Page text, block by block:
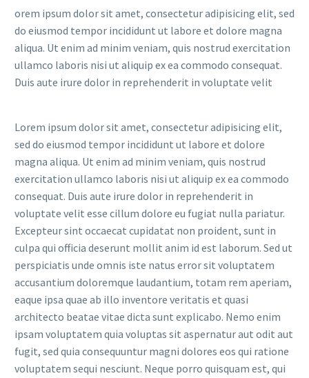
orem ipsum dolor sit amet, consectetur adipisicing elit, sed
do eiusmod tempor incididunt ut labore et dolore magna
aliqua. Ut enim ad minim veniam, quis nostrud exercitation
ullamco laboris nisi ut aliquip ex ea commodo consequat.
Duis aute irure dolor in reprehenderit in voluptate velit
Lorem ipsum dolor sit amet, consectetur adipisicing elit,
sed do eiusmod tempor incididunt ut labore et dolore
magna aliqua. Ut enim ad minim veniam, quis nostrud
exercitation ullamco laboris nisi ut aliquip ex ea commodo
consequat. Duis aute irure dolor in reprehenderit in
voluptate velit esse cillum dolore eu fugiat nulla pariatur.
Excepteur sint occaecat cupidatat non proident, sunt in
culpa qui officia deserunt mollit anim id est laborum. Sed ut
perspiciatis unde omnis iste natus error sit voluptatem
accusantium doloremque laudantium, totam rem aperiam,
eaque ipsa quae ab illo inventore veritatis et quasi
architecto beatae vitae dicta sunt explicabo. Nemo enim
ipsam voluptatem quia voluptas sit aspernatur aut odit aut
fugit, sed quia consequuntur magni dolores eos qui ratione
voluptatem sequi nesciunt. Neque porro quisquam est, qui